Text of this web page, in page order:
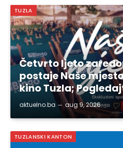
TUZLA
Četvrto ljeto
postaje Naše
kino Tuzla;
aktuelno.ba aug 9, 2026
TUZLANSKI KANTON